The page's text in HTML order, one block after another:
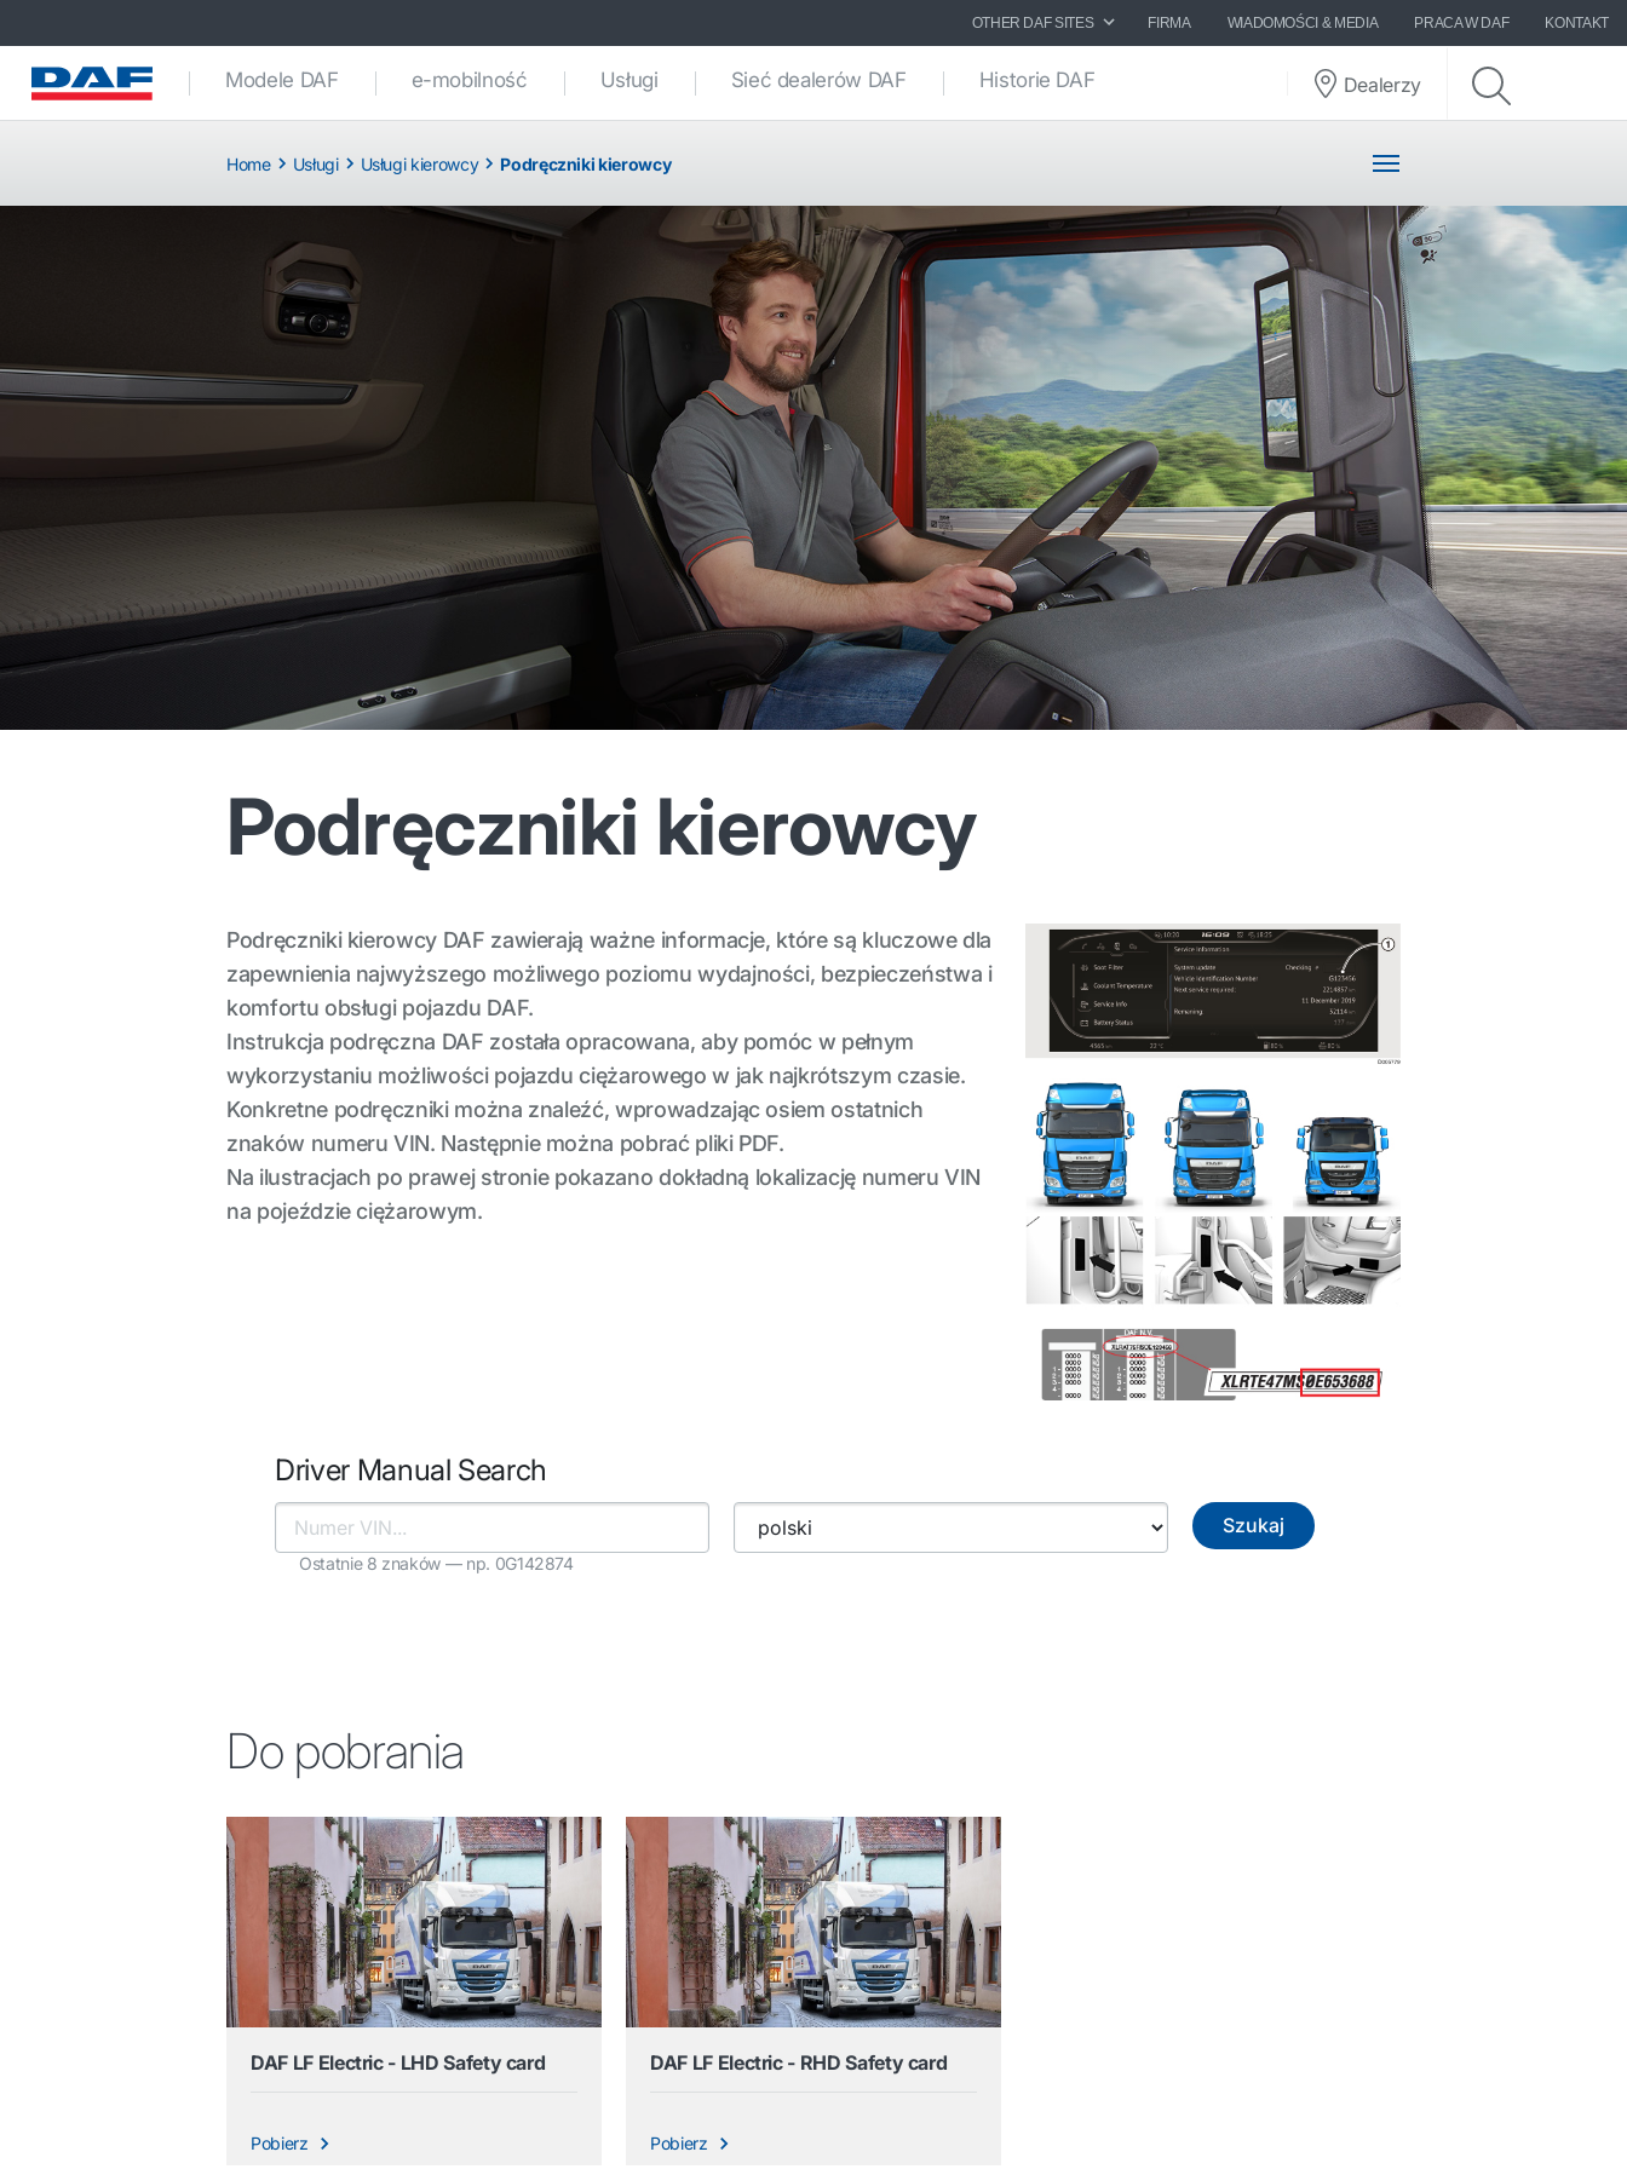
OTHER DAF SITES FIRMA WIADOMOŚCI & MEDIA PRACA W DAF KONTAKT
Modele DAF e-mobilność Usługi Sieć dealerów DAF Historie DAF Dealerzy
Home Usługi Usługi kierowcy Podręczniki kierowcy
Podręczniki kierowcy
Podręczniki kierowcy DAF zawierają ważne informacje, które są kluczowe dla
zapewnienia najwyższego możliwego poziomu wydajności, bezpieczeństwa i
komfortu obsługi pojazdu DAF.
Instrukcja podręczna DAF została opracowana, aby pomóc w pełnym
wykorzystaniu możliwości pojazdu ciężarowego w jak najkrótszym czasie.
Konkretne podręczniki można znaleźć, wprowadzając osiem ostatnich
znaków numeru VIN. Następnie można pobrać pliki PDF.
Na ilustracjach po prawej stronie pokazano dokładną lokalizację numeru VIN
na pojeździe ciężarowym.
Driver Manual Search
Ostatnie 8 znaków — np. 0G142874
Szukaj
Do pobrania
DAF LF Electric - LHD Safety card
Pobierz
DAF LF Electric - RHD Safety card
Pobierz